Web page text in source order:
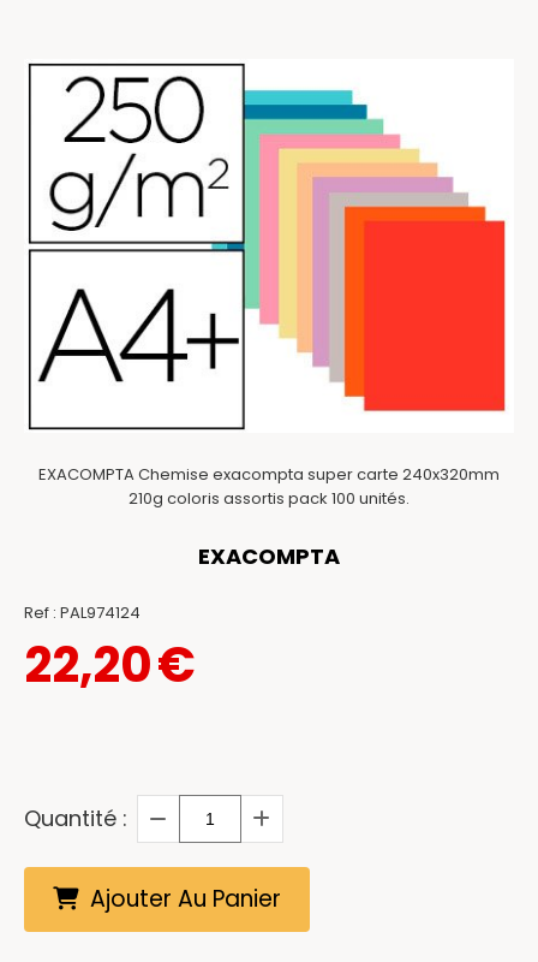
EXACOMPTA Chemise exacompta super carte 240x320mm
210g coloris assortis pack 100 unités.
EXACOMPTA
Ref : PAL974124
22,20€
Quantité :
Ajouter Au Panier